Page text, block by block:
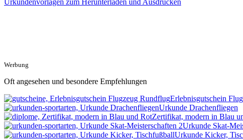
Urkundenvorlagen zum Herunterladen und Ausdrucken
Werbung
Oft angesehen und besondere Empfehlungen
Erlebnisgutschein
Urkunde Drachenfliegen
Zertifikat, modern in Blau
Urkunde Skat-
Urkunde Kicker,